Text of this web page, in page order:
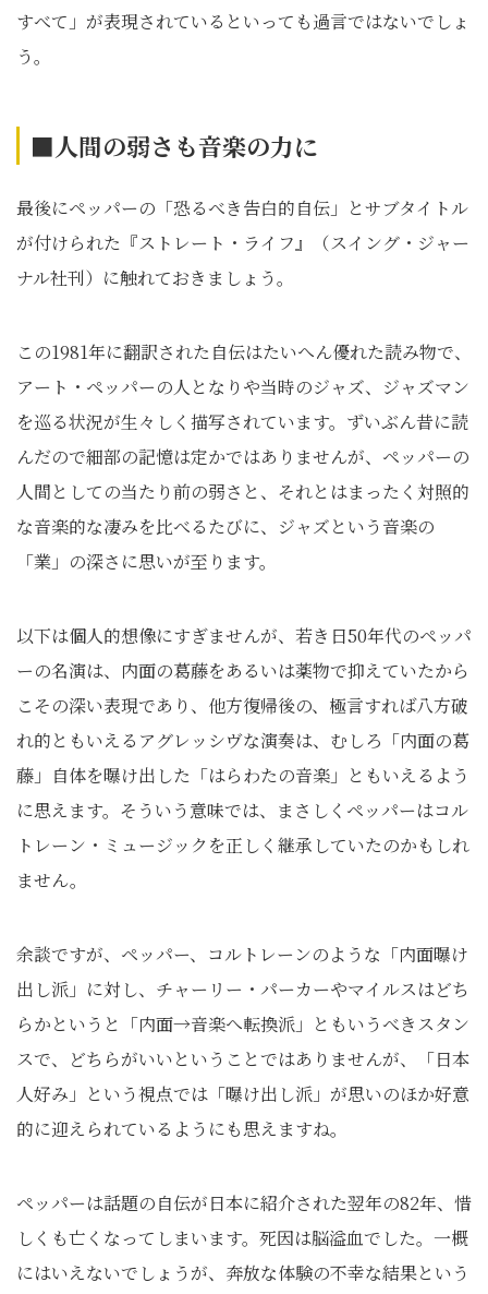
すべて」が表現されているといっても過言ではないでしょ
う。
■人間の弱さも音楽の力に
最後にペッパーの「恐るべき告白的自伝」とサブタイトル
が付けられた『ストレート・ライフ』（スイング・ジャー
ナル社刊）に触れておきましょう。
この1981年に翻訳された自伝はたいへん優れた読み物で、
アート・ペッパーの人となりや当時のジャズ、ジャズマン
を巡る状況が生々しく描写されています。ずいぶん昔に読
んだので細部の記憶は定かではありませんが、ペッパーの
人間としての当たり前の弱さと、それとはまったく対照的
な音楽的な凄みを比べるたびに、ジャズという音楽の
「業」の深さに思いが至ります。
以下は個人的想像にすぎませんが、若き日50年代のペッパ
ーの名演は、内面の葛藤をあるいは薬物で抑えていたから
こその深い表現であり、他方復帰後の、極言すれば八方破
れ的ともいえるアグレッシヴな演奏は、むしろ「内面の葛
藤」自体を曝け出した「はらわたの音楽」ともいえるよう
に思えます。そういう意味では、まさしくペッパーはコル
トレーン・ミュージックを正しく継承していたのかもしれ
ません。
余談ですが、ペッパー、コルトレーンのような「内面曝け
出し派」に対し、チャーリー・パーカーやマイルスはどち
らかというと「内面→音楽へ転換派」ともいうべきスタン
スで、どちらがいいということではありませんが、「日本
人好み」という視点では「曝け出し派」が思いのほか好意
的に迎えられているようにも思えますね。
ペッパーは話題の自伝が日本に紹介された翌年の82年、惜
しくも亡くなってしまいます。死因は脳溢血でした。一概
にはいえないでしょうが、奔放な体験の不幸な結果という